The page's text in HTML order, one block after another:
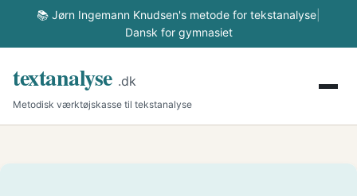
📚 Jørn Ingemann Knudsen's metode for tekstanalyse
Dansk for gymnasiet
textanalyse .dk
Metodisk værktøjskasse til tekstanalyse